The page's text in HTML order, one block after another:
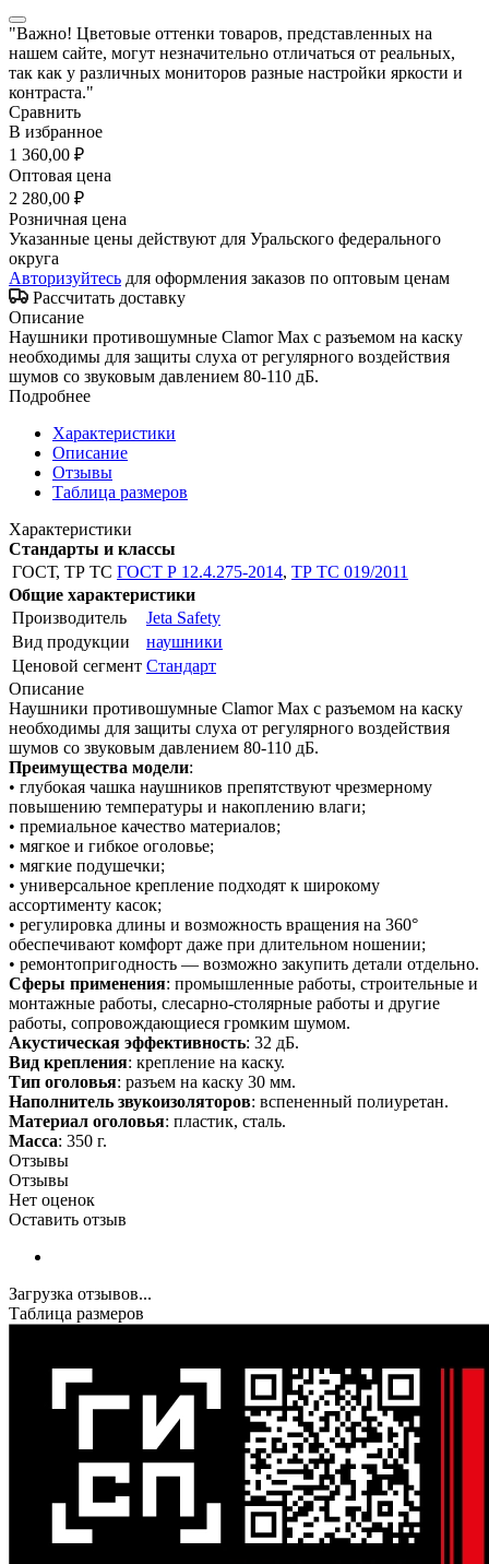
"Важно! Цветовые оттенки товаров, представленных на
нашем сайте, могут незначительно отличаться от реальных,
так как у различных мониторов разные настройки яркости и
контраста."
Сравнить
В избранное
1 360,00 ₽
Оптовая цена
2 280,00 ₽
Розничная цена
Указанные цены действуют для Уральского федерального
округа
Авторизуйтесь для оформления заказов по оптовым ценам
Рассчитать доставку
Описание
Наушники противошумные Clamor Max с разъемом на каску
необходимы для защиты слуха от регулярного воздействия
шумов со звуковым давлением 80-110 дБ.
Подробнее
Характеристики
Описание
Отзывы
Таблица размеров
Характеристики
Стандарты и классы
ГОСТ, ТР ТС ГОСТ Р 12.4.275-2014, ТР ТС 019/2011
Общие характеристики
Производитель
Jeta Safety
Вид продукции
наушники
Ценовой сегмент Стандарт
Описание
Наушники противошумные Clamor Max с разъемом на каску
необходимы для защиты слуха от регулярного воздействия
шумов со звуковым давлением 80-110 дБ.
Преимущества модели:
• глубокая чашка наушников препятствуют чрезмерному
повышению температуры и накоплению влаги;
• премиальное качество материалов;
• мягкое и гибкое оголовье;
• мягкие подушечки;
• универсальное крепление подходят к широкому
ассортименту касок;
• регулировка длины и возможность вращения на 360°
обеспечивают комфорт даже при длительном ношении;
• ремонтопригодность — возможно закупить детали отдельно.
Сферы применения: промышленные работы, строительные и
монтажные работы, слесарно-столярные работы и другие
работы, сопровождающиеся громким шумом.
Акустическая эффективность: 32 дБ.
Вид крепления: крепление на каску.
Тип оголовья: разъем на каску 30 мм.
Наполнитель звукоизоляторов: вспененный полиуретан.
Материал оголовья: пластик, сталь.
Масса: 350 г.
Отзывы
Отзывы
Нет оценок
Оставить отзыв
Загрузка отзывов...
Таблица размеров